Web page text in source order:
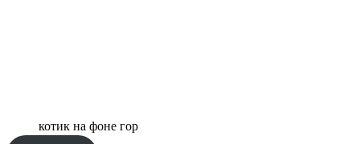
котик на фоне гор